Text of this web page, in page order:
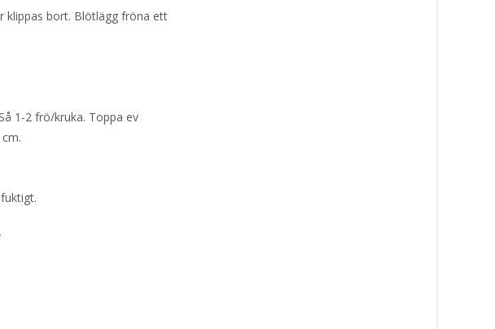
klippas bort. Blötlägg fröna ett
1-2 frö/kruka. Toppa ev